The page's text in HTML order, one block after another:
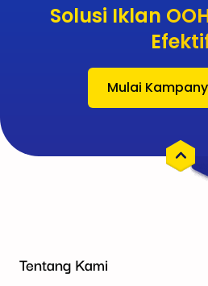
Solusi Iklan
Mulai
Tentang Kami